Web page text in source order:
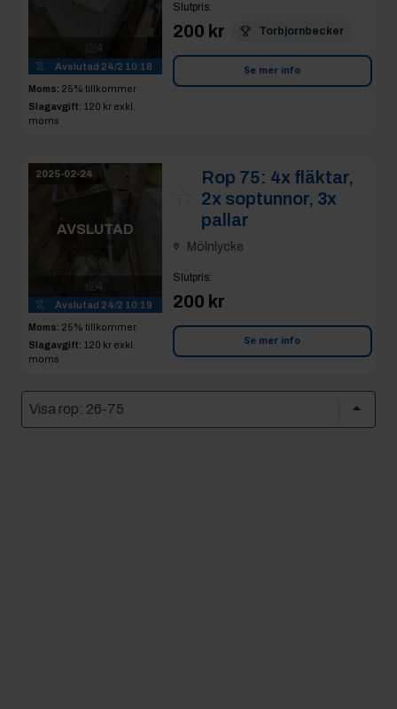
4
Avslutad 24/2 10:18
Moms: 25% tillkommer
Slagavgift: 120 kr exkl.
moms
Slutpris:
200 kr Torbjornbecker
Se mer info
2025-02-24
AVSLUTAD
Avslutad 24/2 10:19
Moms: 25% tillkommer
Slagavgift: 120 kr exkl.
moms
Rop 75: 4x fläktar,
2x soptunnor, 3x
pallar
Mölnlycke
Slutpris:
200 kr
Se mer info